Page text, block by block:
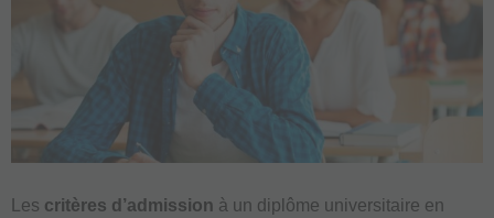
Les critères d’admission à un diplôme universitaire en